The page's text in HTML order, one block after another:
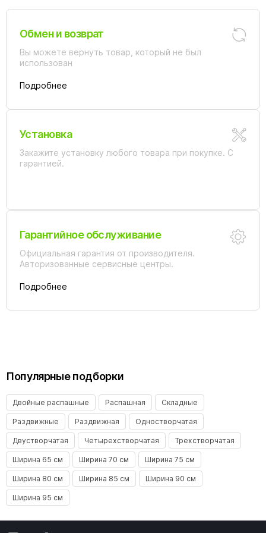
Обмен и возврат
Вы можете вернуть товар, который не был
использован
Подробнее
Установка
Закажите установку любого товара при покупке. С
гарантией.
Гарантийное обслуживание
Официальная гарантия от производителя.
Авторизованные сервисные центры.
Подробнее
Популярные подборки
Двойные распашные Распашная Складные
Раздвижные Раздвижная Одностворчатая
Двустворчатая Четырехстворчатая Трехстворчатая
Ширина 65 см Ширина 70 см Ширина 75 см
Ширина 80 см Ширина 85 см Ширина 90 см
Ширина 95 см